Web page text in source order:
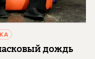
дождь